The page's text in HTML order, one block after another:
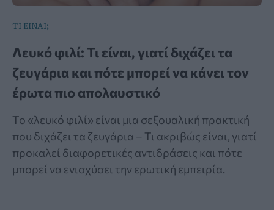
ΤΙ ΕΙΝΑΙ;
Λευκό φιλί: Τι είναι, γιατί διχάζει τα
ζευγάρια και πότε μπορεί να κάνει τον
έρωτα πιο απολαυστικό
Το «λευκό φιλί» είναι μια σεξουαλική πρακτική
που διχάζει τα ζευγάρια – Τι ακριβώς είναι, γιατί
προκαλεί διαφορετικές αντιδράσεις και πότε
μπορεί να ενισχύσει την ερωτική εμπειρία.